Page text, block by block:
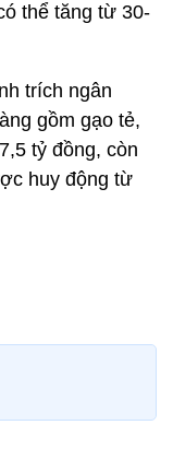
thể tăng từ 30-
trích ngân
gồm gạo tẻ,
tỷ đồng, còn
huy động từ